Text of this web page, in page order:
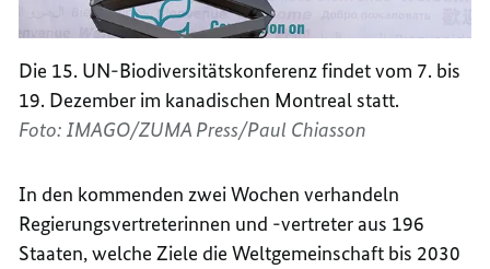
Die 15. UN-Biodiversitätskonferenz findet vom 7. bis
19. Dezember im kanadischen Montreal statt.
Foto: IMAGO/ZUMA Press/Paul Chiasson
In den kommenden zwei Wochen verhandeln
Regierungsvertreterinnen und -vertreter aus 196
Staaten, welche Ziele die Weltgemeinschaft bis 2030